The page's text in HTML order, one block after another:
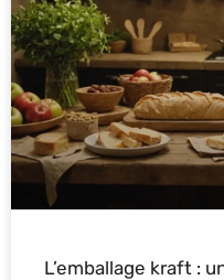
L’emballage kraft :